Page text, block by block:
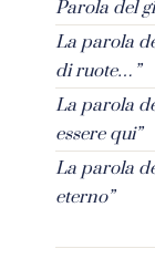
Parola del
La parola
di ruote…”
La parola
essere qui”
La parola
eterno”